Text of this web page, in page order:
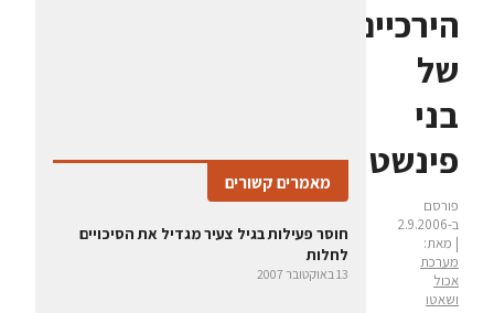
הירכיים
של
בני
פינשטיין
פורסם
ב-2.9.2006
| מאת:
מערכת
אכול
ושאטו
מאמרים קשורים
חוסר פעילות בגיל צעיר מגדיל את הסיכויים
לחלות
13 באוקטובר 2007